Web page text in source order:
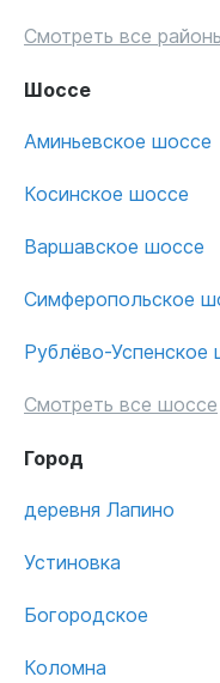
Смотреть все
Шоссе
Аминьевское шоссе
Косинское шоссе
Варшавское шоссе
Симферопольское
Рублёво-Успенское
Смотреть все шоссе
Город
деревня Лапино
Устиновка
Богородское
Коломна